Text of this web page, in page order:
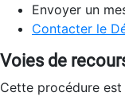
Envoyer un
Contacter le
Voies de
Cette procédure